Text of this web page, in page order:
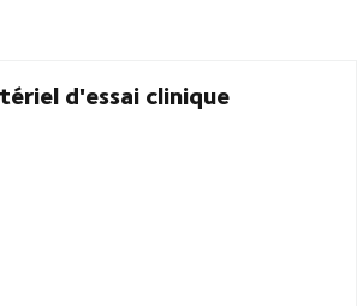
d'essai clinique